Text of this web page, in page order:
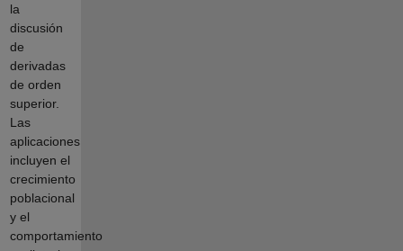
la
discusión
de
derivadas
de orden
superior.
Las
aplicaciones
incluyen el
crecimiento
poblacional
y el
comportamiento